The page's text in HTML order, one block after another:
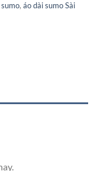
, áo dài sumo Sài